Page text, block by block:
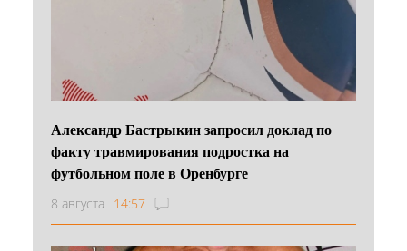
Александр Бастрыкин запросил доклад по
факту травмирования подростка на
футбольном поле в Оренбурге
8 августа 14:57